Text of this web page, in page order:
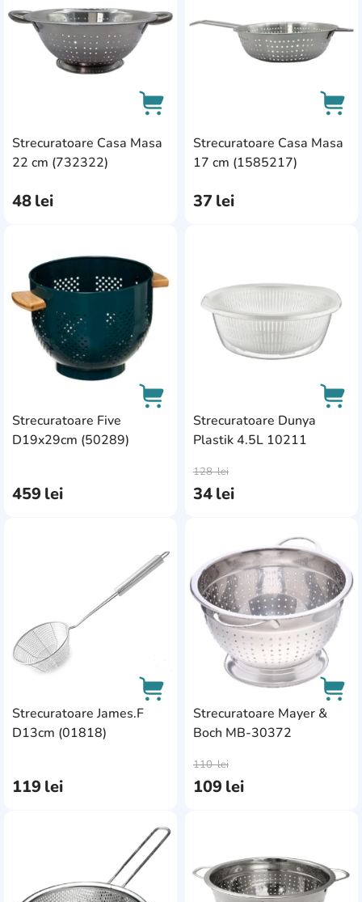
Strecuratoare Casa Masa
22 cm (732322)
48lei
AddCardToCart
Strecuratoare Casa Masa
17 cm (1585217)
37lei
Strecuratoare Five
D19x29cm (50289)
459 lei
Strecuratoare Dunya
Plastik 4.5L 10211
34lei
128lei
Strecuratoare James.F
D13cm (01818)
119 lei
AddCardToFavourite
Strecuratoare Mayer &
Boch MB-30372
109 lei
110lei
AddCardToFavourite